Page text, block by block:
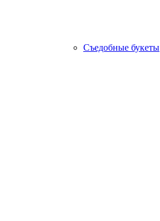
Съедобные букеты